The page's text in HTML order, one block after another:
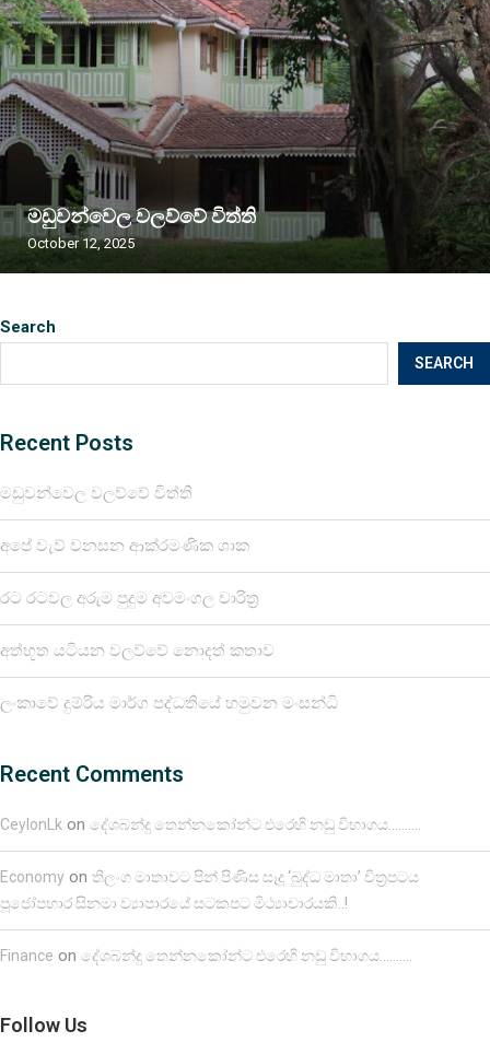
Search
SEARCH
Recent Posts
මඩුවන්වෙල වලව්වේ විත්ති
අපේ වැව් වනසන ආක්රමණික ශාක
රට රටවල අරුම පුදුම අවමංගල චාරිත්‍ර
අත්භූත යටියන වලව්වේ නොදත් කතාව
ලංකාවේ දුම්රිය මාර්ග පද්ධතියේ හමුවන මංසන්ධි
Recent Comments
CeylonLk on දේශබන්දු තෙන්නකෝන්ට එරෙහි නඩු විභාගය……….
Economy on තිලංග මාතාවට පින් පිණිස සෑදූ ‘බුද්ධ මාතා’ චිත්‍රපටය
පූජෝපහාර සිනමා ව්‍යාපාරයේ සටකපට මිථ්‍යාචාරයකි..!
Finance on දේශබන්දු තෙන්නකෝන්ට එරෙහි නඩු විභාගය……….
Follow Us
මඩුවන්වෙල වලව්වේ විත්ති
October 12, 2025